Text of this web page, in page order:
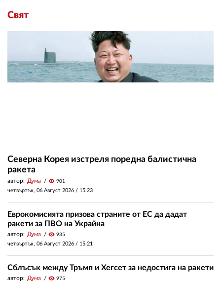
Свят
Северна Корея изстреля поредна балистична
ракета
автор: Дума visibility 901
четвъртък, 06 Август 2026 / 15:23
Еврокомисията призова страните от ЕС да дадат
ракети за ПВО на Украйна
автор: Дума visibility 935
четвъртък, 06 Август 2026 / 15:21
Сблъсък между Тръмп и Хегсет за недостига на ракети
автор: Дума visibility 975